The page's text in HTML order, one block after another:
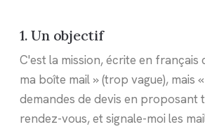
1. Un objectif
C'est la mission, écrite en français
ma boîte mail » (trop vague), mais
demandes de devis en proposant
rendez-vous, et signale-moi les